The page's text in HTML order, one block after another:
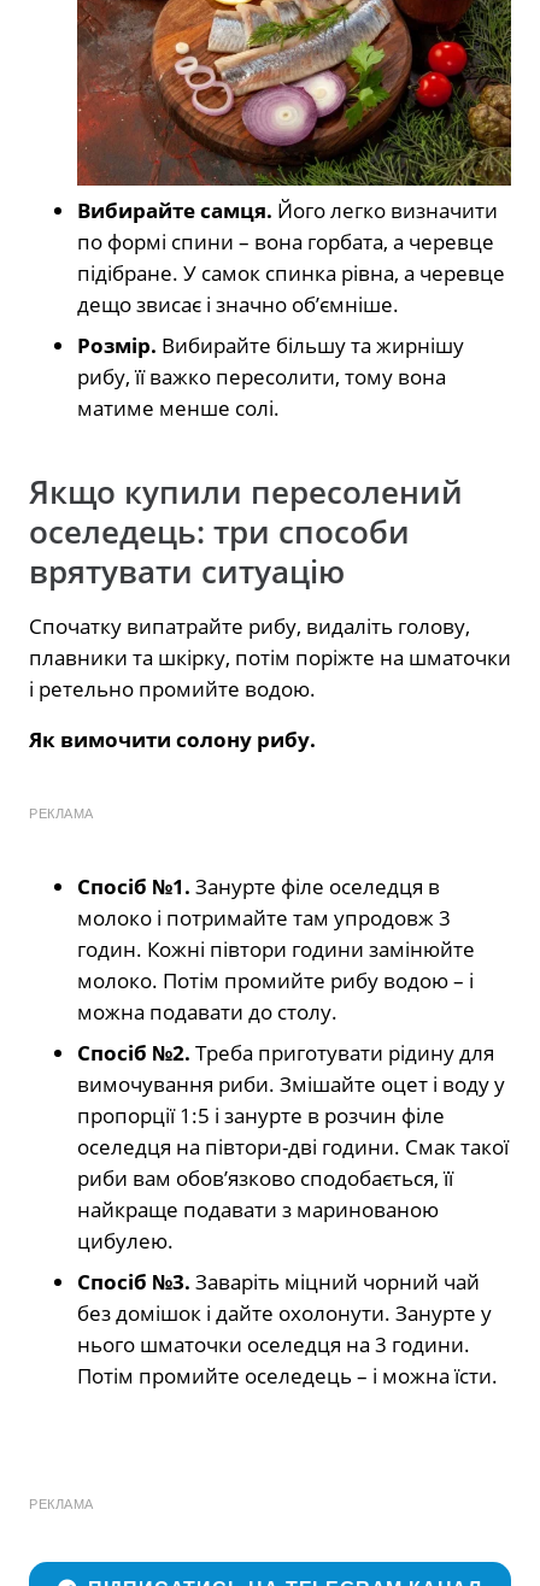
Вибирайте самця. Його легко визначити
по формі спини – вона горбата, а черевце
підібране. У самок спинка рівна, а черевце
дещо звисає і значно об’ємніше.
Розмір. Вибирайте більшу та жирнішу
рибу, її важко пересолити, тому вона
матиме менше солі.
Якщо купили пересолений
оселедець: три способи
врятувати ситуацію
Спочатку випатрайте рибу, видаліть голову,
плавники та шкірку, потім поріжте на шматочки
і ретельно промийте водою.
Як вимочити солону рибу.
РЕКЛАМА
Спосіб №1. Занурте філе оселедця в
молоко і потримайте там упродовж 3
годин. Кожні півтори години замінюйте
молоко. Потім промийте рибу водою – і
можна подавати до столу.
Спосіб №2. Треба приготувати рідину для
вимочування риби. Змішайте оцет і воду у
пропорції 1:5 і занурте в розчин філе
оселедця на півтори-дві години. Смак такої
риби вам обов’язково сподобається, її
найкраще подавати з маринованою
цибулею.
Спосіб №3. Заваріть міцний чорний чай
без домішок і дайте охолонути. Занурте у
нього шматочки оселедця на 3 години.
Потім промийте оселедець – і можна їсти.
РЕКЛАМА